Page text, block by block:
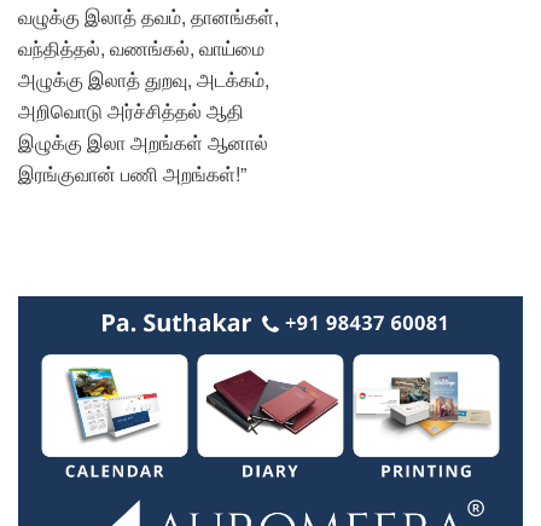
வழுக்கு இலாத் தவம், தானங்கள்,
வந்தித்தல், வணங்கல், வாய்மை
அழுக்கு இலாத் துறவு, அடக்கம்,
அறிவொடு அர்ச்சித்தல் ஆதி
இழுக்கு இலா அறங்கள் ஆனால்
இரங்குவான் பணி அறங்கள்!”